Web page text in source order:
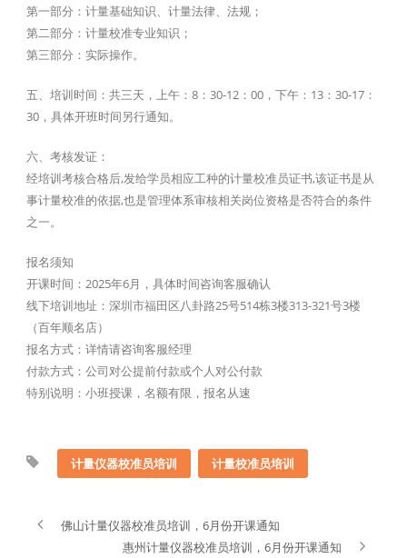
第一部分：计量基础知识、计量法律、法规；
第二部分：计量校准专业知识；
第三部分：实际操作。
五、培训时间：共三天，上午：8：30-12：00，下午：13：30-17：
30，具体开班时间另行通知。
六、考核发证：
经培训考核合格后,发给学员相应工种的计量校准员证书,该证书是从
事计量校准的依据,也是管理体系审核相关岗位资格是否符合的条件
之一。
报名须知
开课时间：2025年6月，具体时间咨询客服确认
线下培训地址：深圳市福田区八卦路25号514栋3楼313-321号3楼
（百年顺名店）
报名方式：详情请咨询客服经理
付款方式：公司对公提前付款或个人对公付款
特别说明：小班授课，名额有限，报名从速
计量仪器校准员培训 计量校准员培训
佛山计量仪器校准员培训，6月份开课通知
惠州计量仪器校准员培训，6月份开课通知